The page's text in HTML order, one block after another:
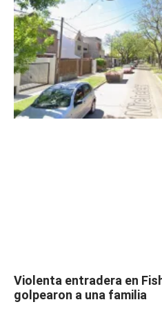
Violenta entradera en
golpearon a una familia